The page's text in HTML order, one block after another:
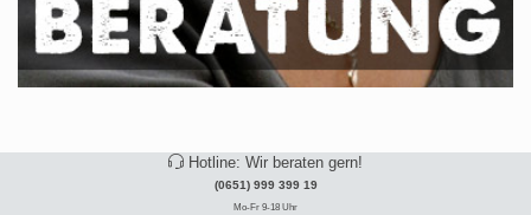
Hotline: Wir beraten gern!
(0651) 999 399 19
Mo-Fr 9-18 Uhr